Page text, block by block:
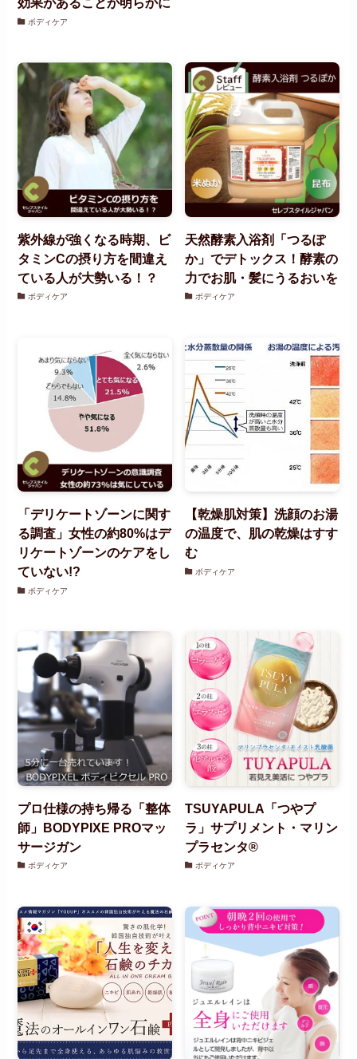
ボディケア
紫外線が強くなる時期、ビ
タミンCの摂り方を間違え
ている人が大勢いる！？
ボディケア
天然酵素入浴剤「つるぽ
か」でデトックス！酵素の
力でお肌・髪にうるおいを
ボディケア
「デリケートゾーンに関す
る調査」女性の約80%はデ
リケートゾーンのケアをし
ていない!?
ボディケア
【乾燥肌対策】洗顔のお湯
の温度で、肌の乾燥はすす
む
ボディケア
プロ仕様の持ち帰る「整体
師」BODYPIXE PROマッ
サージガン
ボディケア
TSUYAPULA「つやプ
ラ」サプリメント・マリン
プラセンタ®
ボディケア